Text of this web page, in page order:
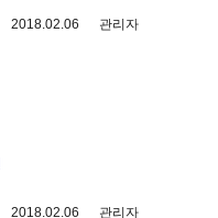
2018.02.06 관리자
2018.02.06 관리자